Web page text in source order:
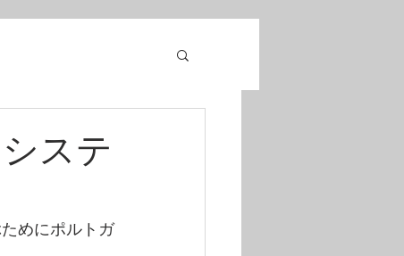
ステ
めにポルトガ